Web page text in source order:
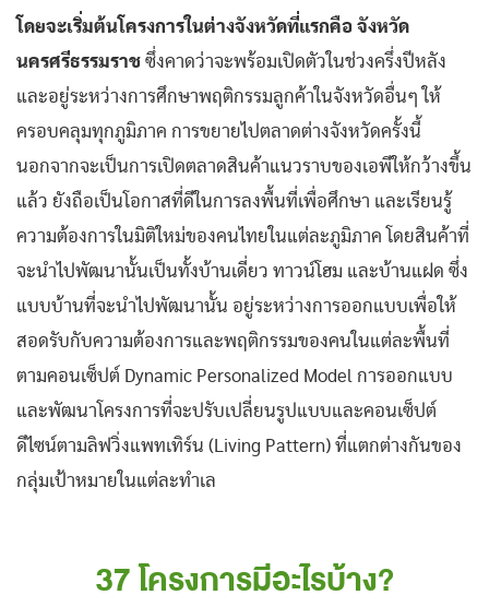
โดยจะเริ่มต้นโครงการในต่างจังหวัดที่แรกคือ จังหวัด
นครศรีธรรมราช ซึ่งคาดว่าจะพร้อมเปิดตัวในช่วงครึ่งปีหลัง
และอยู่ระหว่างการศึกษาพฤติกรรมลูกค้าในจังหวัดอื่นๆ ให้
ครอบคลุมทุกภูมิภาค การขยายไปตลาดต่างจังหวัดครั้งนี้
นอกจากจะเป็นการเปิดตลาดสินค้าแนวราบของเอพีให้กว้างขึ้น
แล้ว ยังถือเป็นโอกาสที่ดีในการลงพื้นที่เพื่อศึกษา และเรียนรู้
ความต้องการในมิติใหม่ของคนไทยในแต่ละภูมิภาค โดยสินค้าที่
จะนำไปพัฒนานั้นเป็นทั้งบ้านเดี่ยว ทาวน์โฮม และบ้านแฝด ซึ่ง
แบบบ้านที่จะนำไปพัฒนานั้น อยู่ระหว่างการออกแบบเพื่อให้
สอดรับกับความต้องการและพฤติกรรมของคนในแต่ละพื้นที่
ตามคอนเซ็ปต์ Dynamic Personalized Model การออกแบบ
และพัฒนาโครงการที่จะปรับเปลี่ยนรูปแบบและคอนเซ็ปต์
ดีไซน์ตามลิฟวิ่งแพทเทิร์น (Living Pattern) ที่แตกต่างกันของ
กลุ่มเป้าหมายในแต่ละทำเล
37 โครงการมีอะไรบ้าง?